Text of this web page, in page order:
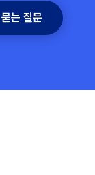
는 질문